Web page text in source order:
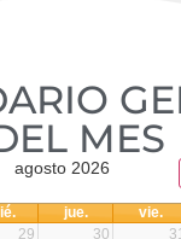
MES​
agosto 2026
jue. vie.
29 30